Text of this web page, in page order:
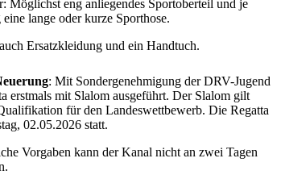
Möglichst eng anliegendes Sportoberteil und je
lange oder kurze Sporthose.
Ersatzkleidung und ein Handtuch.
: Mit Sondergenehmigung der DRV-Jugend
erstmals mit Slalom ausgeführt. Der Slalom gilt
für den Landeswettbewerb. Die Regatta
02.05.2026 statt.
Vorgaben kann der Kanal nicht an zwei Tagen